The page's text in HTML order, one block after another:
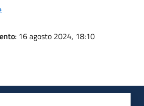
: 16 agosto 2024, 18:10